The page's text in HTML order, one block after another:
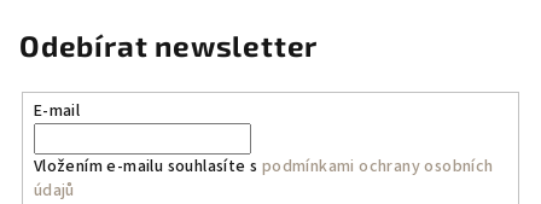
Odebírat newsletter
E-mail
Vložením e-mailu souhlasíte s podmínkami ochrany osobních
údajů